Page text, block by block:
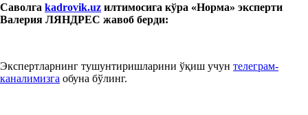
Саволга kadrovik.uz илтимосига кўра «Норма» эксперти
Валерия ЛЯНДРЕС жавоб берди:
Экспертларнинг тушунтиришларини ўқиш учун телеграм-
каналимизга обуна бўлинг.